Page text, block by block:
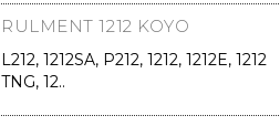
RULMENT 1212 KOYO
L212, 1212SA, P212, 1212, 1212E, 1212
TNG, 12..